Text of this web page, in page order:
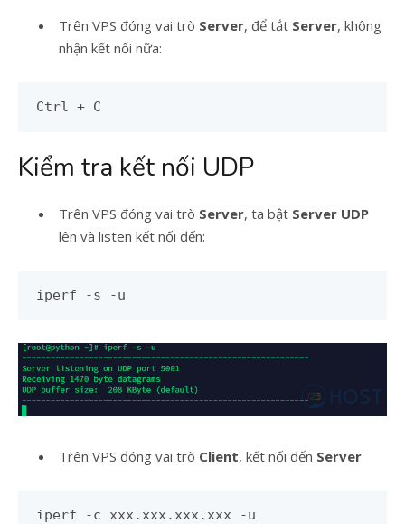
Trên VPS đóng vai trò Server, để tắt Server, không
nhận kết nối nữa:
Ctrl + C
Kiểm tra kết nối UDP
Trên VPS đóng vai trò Server, ta bật Server UDP
lên và listen kết nối đến:
iperf -s -u
Trên VPS đóng vai trò Client, kết nối đến Server
iperf -c xxx.xxx.xxx.xxx -u